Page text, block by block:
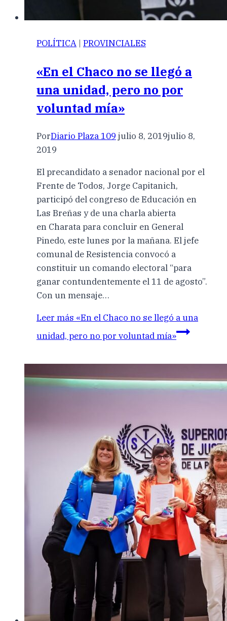
POLÍTICA | PROVINCIALES
«En el Chaco no se llegó a
una unidad, pero no por
voluntad mía»
PorDiario Plaza 109 julio 8, 2019julio 8,
2019
El precandidato a senador nacional por el
Frente de Todos, Jorge Capitanich,
participó del congreso de Educación en
Las Breñas y de una charla abierta
en Charata para concluir en General
Pinedo, este lunes por la mañana. El jefe
comunal de Resistencia convocó a
constituir un comando electoral “para
ganar contundentemente el 11 de agosto”.
Con un mensaje…
Leer más «En el Chaco no se llegó a una
unidad, pero no por voluntad mía»